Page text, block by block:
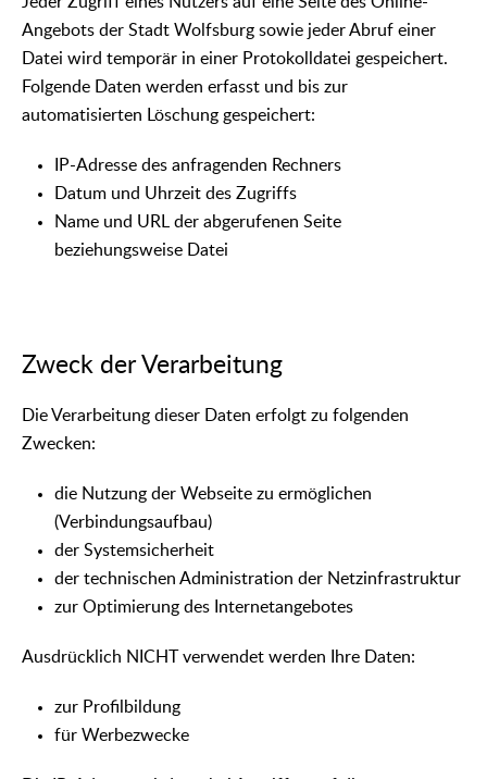
Angebots der Stadt Wolfsburg sowie jeder Abruf einer
Datei wird temporär in einer Protokolldatei gespeichert.
Folgende Daten werden erfasst und bis zur
automatisierten Löschung gespeichert:
IP-Adresse des anfragenden Rechners
Datum und Uhrzeit des Zugriffs
Name und URL der abgerufenen Seite
beziehungsweise Datei
Zweck der Verarbeitung
Die Verarbeitung dieser Daten erfolgt zu folgenden
Zwecken:
die Nutzung der Webseite zu ermöglichen
(Verbindungsaufbau)
der Systemsicherheit
der technischen Administration der Netzinfrastruktur
zur Optimierung des Internetangebotes
Ausdrücklich NICHT verwendet werden Ihre Daten:
zur Profilbildung
für Werbezwecke